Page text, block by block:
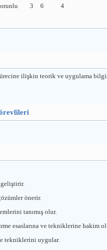
3 6 4
ilişkin teorik ve uygulama
geliştirir.
önerir.
tanımış olur.
esaslarına ve tekniklerine hakim
tekniklerini uygular.